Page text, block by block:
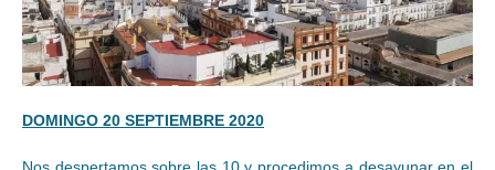
DOMINGO 20 SEPTIEMBRE 2020